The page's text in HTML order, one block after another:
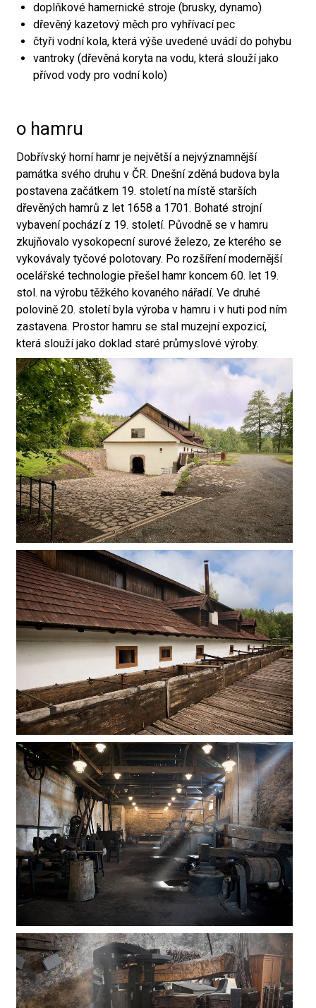
doplňkové hamernické stroje (brusky, dynamo)
dřevěný kazetový měch pro vyhřívací pec
čtyři vodní kola, která výše uvedené uvádí do pohybu
vantroky (dřevěná koryta na vodu, která slouží jako
přívod vody pro vodní kolo)
o hamru
Dobřívský horní hamr je největší a nejvýznamnější
památka svého druhu v ČR. Dnešní zděná budova byla
postavena začátkem 19. století na místě starších
dřevěných hamrů z let 1658 a 1701. Bohaté strojní
vybavení pochází z 19. století. Původně se v hamru
zkujňovalo vysokopecní surové železo, ze kterého se
vykovávaly tyčové polotovary. Po rozšíření modernější
ocelářské technologie přešel hamr koncem 60. let 19.
stol. na výrobu těžkého kovaného nářadí. Ve druhé
polovině 20. století byla výroba v hamru i v huti pod ním
zastavena. Prostor hamru se stal muzejní expozicí,
která slouží jako doklad staré průmyslové výroby.